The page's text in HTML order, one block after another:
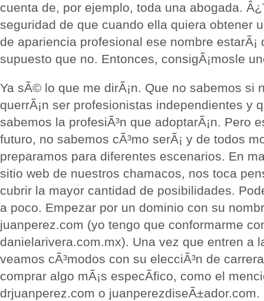
cuenta de, por ejemplo, toda una abogada.
seguridad de que cuando ella quiera obtener
de apariencia profesional ese nombre estarÃ¡
supuesto que no. Entonces, consigÃ¡mosle
Ya sÃ© lo que me dirÃ¡n. Que no sabemos si
querrÃ¡n ser profesionistas independientes y
sabemos la profesiÃ³n que adoptarÃ¡n. Pero
futuro, no sabemos cÃ³mo serÃ¡ y de todos
preparamos para diferentes escenarios. En
sitio web de nuestros chamacos, nos toca
cubrir la mayor cantidad de posibilidades.
a poco. Empezar por un dominio con su
juanperez.com (yo tengo que conformarme
danielarivera.com.mx). Una vez que entren a
veamos cÃ³modos con su elecciÃ³n de
comprar algo mÃ¡s especÃ­fico, como el
drjuanperez.com o juanperezdiseÃ±ador.com.